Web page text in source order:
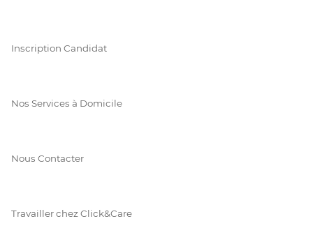
Inscription Candidat
Nos Services à Domicile
Nous Contacter
Travailler chez Click&Care